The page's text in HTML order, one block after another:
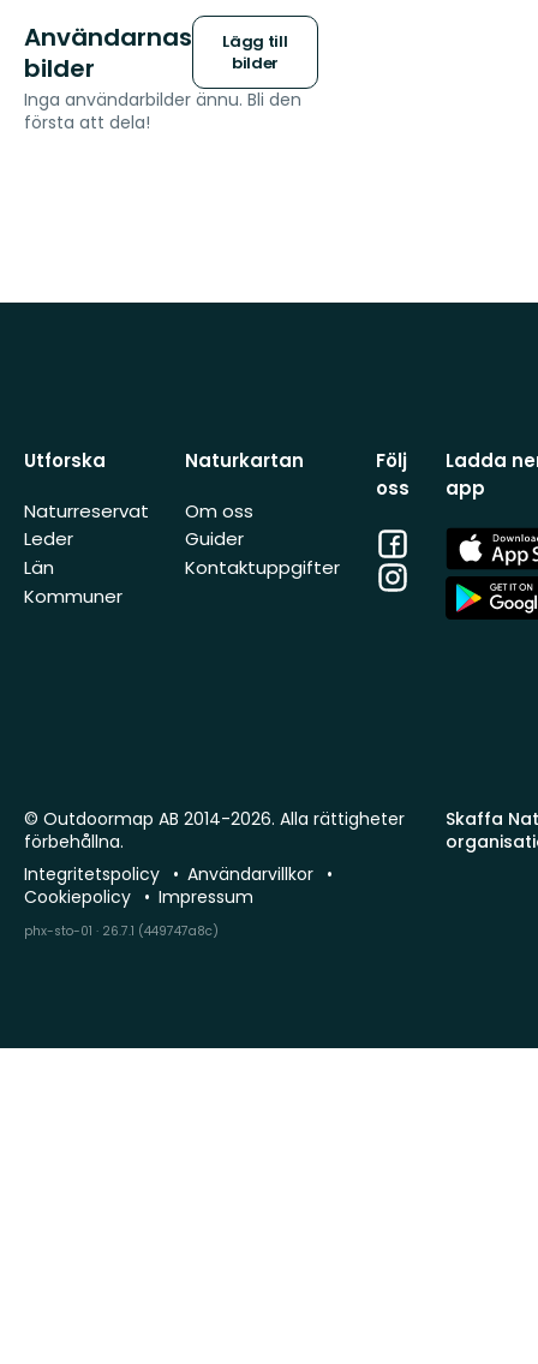
Användarnas
bilder
Lägg till
bilder
Inga användarbilder ännu. Bli den
första att dela!
Utforska
Naturreservat
Leder
Län
Kommuner
Naturkartan
Om oss
Guider
Kontaktuppgifter
Följ
oss
Facebook
Instagram
Ladda
app
App
Store
App
Store
Skaffa
© Outdoormap AB 2014-2026. Alla rättigheter
förbehållna.
Integritetspolicy
Användarvillkor
Cookiepolicy
Impressum
phx-sto-01 · 26.7.1 (449747a8c)